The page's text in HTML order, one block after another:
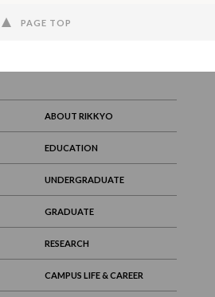
PAGE TOP